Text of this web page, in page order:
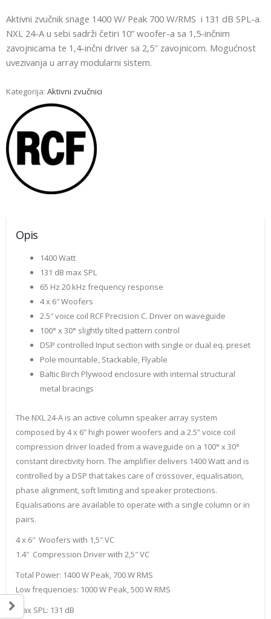
Aktivni zvučnik snage 1400 W/ Peak 700 W/RMS i 131 dB SPL-a.
NXL 24-A u sebi sadrži četiri 10” woofer-a sa 1,5-inčnim
zavojnicama te 1,4-inčni driver sa 2,5″ zavojnicom. Mogućnost
uvezivanja u array modularni sistem.
Kategorija: Aktivni zvučnici
Opis
1400 Watt
131 dB max SPL
65 Hz 20 kHz frequency response
4 x 6″ Woofers
2.5″ voice coil RCF Precision C. Driver on waveguide
100° x 30° slightly tilted pattern control
DSP controlled Input section with single or dual eq. preset
Pole mountable, Stackable, Flyable
Baltic Birch Plywood enclosure with internal structural
metal bracings
The NXL 24-A is an active column speaker array system
composed by 4 x 6” high power woofers and a 2.5” voice coil
compression driver loaded from a waveguide on a 100° x 30°
constant directivity horn. The amplifier delivers 1400 Watt and is
controlled by a DSP that takes care of crossover, equalisation,
phase alignment, soft limiting and speaker protections.
Equalisations are available to operate with a single column or in
pairs.
4 x 6″ Woofers with 1,5″ VC
1.4″ Compression Driver with 2,5″ VC
Total Power: 1400 W Peak, 700 W RMS
Low frequencies: 1000 W Peak, 500 W RMS
Max SPL: 131 dB